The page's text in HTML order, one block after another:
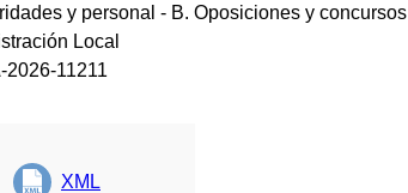
y personal - B. Oposiciones y concursos
Local
2026-11211
XML